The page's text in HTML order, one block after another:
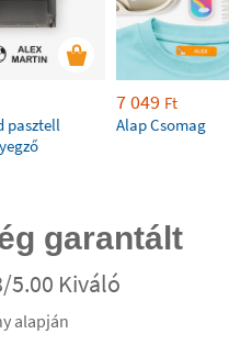
pasztell
7 049 Ft
Alap Csomag
garantált
5.00 Kiváló
alapján